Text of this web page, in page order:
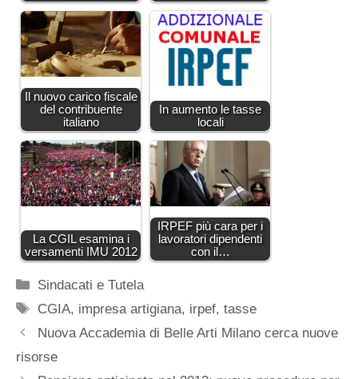
Il nuovo carico fiscale
del contribuente
italiano
In aumento le tasse
locali
La CGIL esamina i
versamenti IMU 2012
IRPEF più cara per i
lavoratori dipendenti
con il…
Categorie
Sindacati e Tutela
Tag
CGIA, impresa artigiana, irpef,tasse
Nuova Accademia di Belle Arti Milano cerca nuove
risorse